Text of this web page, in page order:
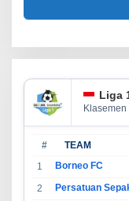
Liga
Klasemen
# TEAM
1 Borneo FC
2